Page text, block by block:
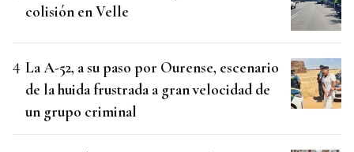
colisión en Velle
La A-52, a su paso por Ourense, escenario
de la huida frustrada a gran velocidad de
un grupo criminal